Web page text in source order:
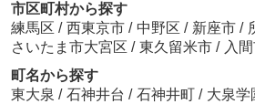
市区町村から探す
練馬区 / 西東京市 / 中野区 / 新座市 /
さいたま市大宮区 / 東久留米市 / 入
町名から探す
東大泉 / 石神井台 / 石神井町 / 大泉学